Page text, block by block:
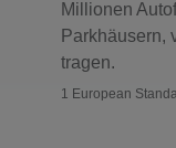
Millionen
Parkhäusern,
tragen.
1 European